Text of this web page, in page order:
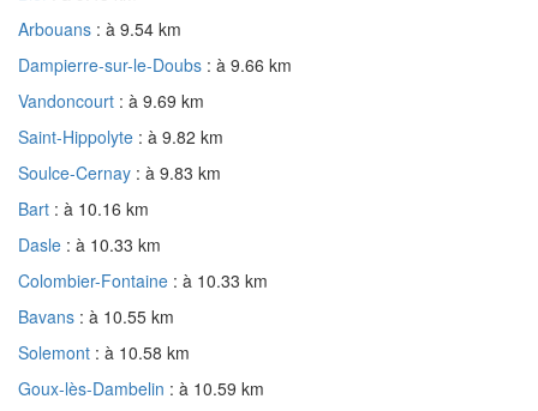
Arbouans : à 9.54 km
Dampierre-sur-le-Doubs : à 9.66 km
Vandoncourt : à 9.69 km
Saint-Hippolyte : à 9.82 km
Soulce-Cernay : à 9.83 km
Bart : à 10.16 km
Dasle : à 10.33 km
Colombier-Fontaine : à 10.33 km
Bavans : à 10.55 km
Solemont : à 10.58 km
Goux-lès-Dambelin : à 10.59 km